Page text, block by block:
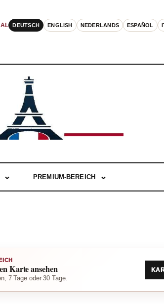
DEUTSCH ENGLISH NEDERLANDS ESPAÑOL
PREMIUM-BEREICH
Karte ansehen
7 Tage oder 30 Tage.